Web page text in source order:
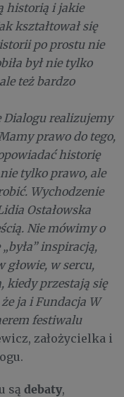
historią i jakie
kształtował się
po prostu nie
był nie tylko
też bardzo
Dialogu realizujemy
prawo do tego,
historię
tylko prawo, ale
Wychodzenie
Ostałowska
Nie mówimy o
inspiracją,
głowie, w sercu,
kiedy przestają się
ja i Fundacja W
festiwalu
założycielka i
są debaty,